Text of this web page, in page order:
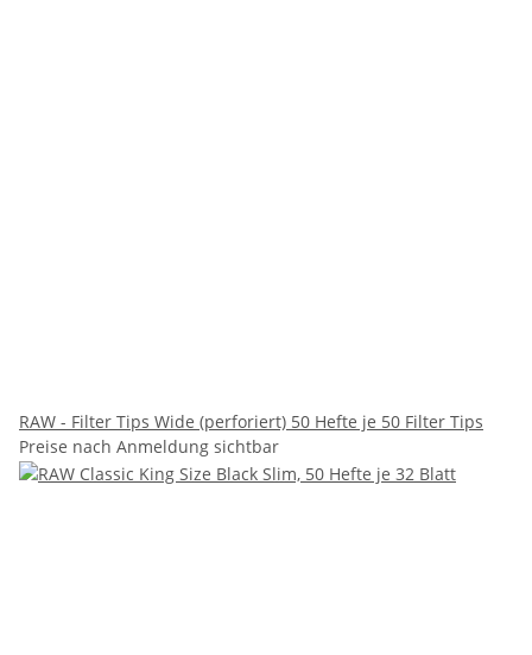
RAW - Filter Tips Wide (perforiert) 50 Hefte je 50 Filter Tips
Preise nach Anmeldung sichtbar